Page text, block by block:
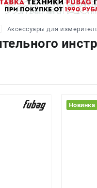
Аксессуары для
Новинка